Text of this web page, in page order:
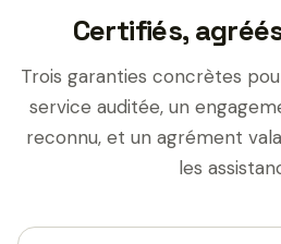
Certifiés,
Trois garanties concrètes
service auditée, un
reconnu, et un agrément
les